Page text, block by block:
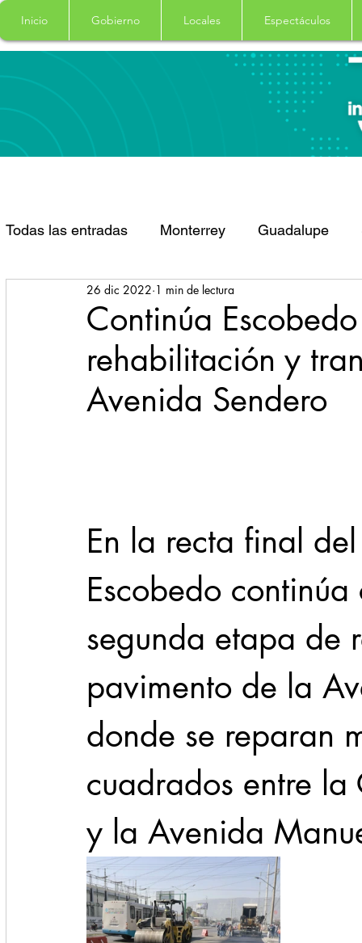
Inicio Gobierno Locales Espectáculos
Todas las entradas Monterrey Guadalupe
Santa Catarina San Pedro Garza Garcia
Espectaculos Clima Principal Salud
Continúa
rehabilitación y
Avenida Sendero
26 dic 2022 1 min de lectura
En la recta final
Escobedo
segunda etapa
pavimento de la
donde se reparan
cuadrados entre
y la Avenida